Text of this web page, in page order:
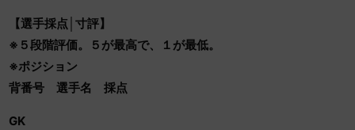
【選手採点│寸評】
※５段階評価。５が最高で、１が最低。
※ポジション
背番号 選手名 採点
GK